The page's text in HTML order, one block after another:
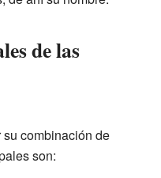
de las
combinación de
son: